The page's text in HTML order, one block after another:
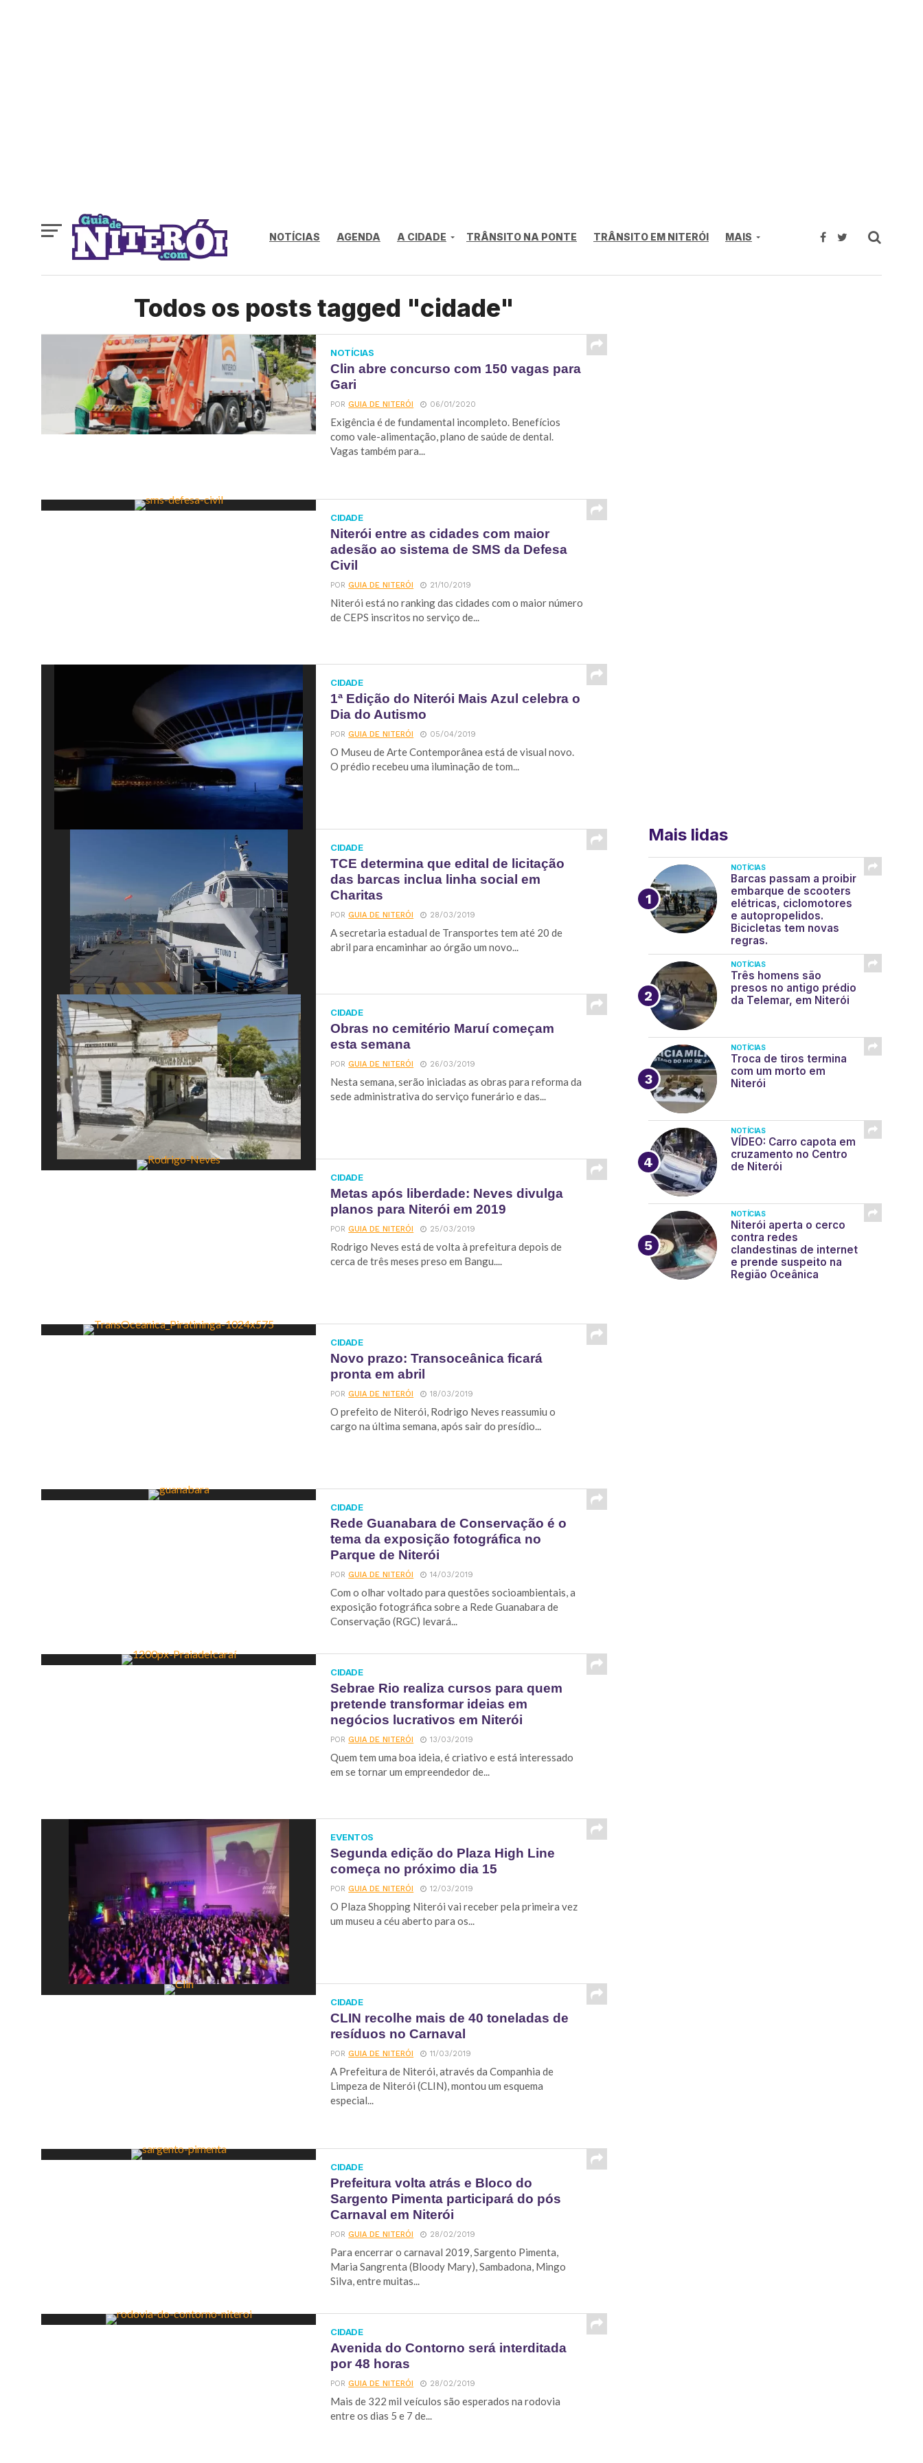
NOTÍCIAS AGENDA A CIDADE TRÂNSITO NA PONTE TRÂNSITO EM NITERÓI MAIS
Todos os posts tagged "cidade"
NOTÍCIAS
Clin abre concurso com 150 vagas para
Gari
PORGUIA DE NITERÓI 06/01/2020
Exigência é de fundamental incompleto. Benefícios
como vale-alimentação, plano de saúde de dental.
Vagas também para...
CIDADE
Niterói entre as cidades com maior
adesão ao sistema de SMS da Defesa
Civil
PORGUIA DE NITERÓI 21/10/2019
Niterói está no ranking das cidades com o maior número
de CEPS inscritos no serviço de...
CIDADE
1ª Edição do Niterói Mais Azul celebra o
Dia do Autismo
PORGUIA DE NITERÓI 05/04/2019
O Museu de Arte Contemporânea está de visual novo.
O prédio recebeu uma iluminação de tom...
CIDADE
TCE determina que edital de licitação
das barcas inclua linha social em
Charitas
PORGUIA DE NITERÓI 28/03/2019
A secretaria estadual de Transportes tem até 20 de
abril para encaminhar ao órgão um novo...
CIDADE
Obras no cemitério Maruí começam
esta semana
PORGUIA DE NITERÓI 26/03/2019
Nesta semana, serão iniciadas as obras para reforma da
sede administrativa do serviço funerário e das...
CIDADE
Metas após liberdade: Neves divulga
planos para Niterói em 2019
PORGUIA DE NITERÓI 25/03/2019
Rodrigo Neves está de volta à prefeitura depois de
cerca de três meses preso em Bangu....
CIDADE
Novo prazo: Transoceânica ficará
pronta em abril
PORGUIA DE NITERÓI 18/03/2019
O prefeito de Niterói, Rodrigo Neves reassumiu o
cargo na última semana, após sair do presídio...
CIDADE
Rede Guanabara de Conservação é o
tema da exposição fotográfica no
Parque de Niterói
PORGUIA DE NITERÓI 14/03/2019
Com o olhar voltado para questões socioambientais, a
exposição fotográfica sobre a Rede Guanabara de
Conservação (RGC) levará...
CIDADE
Sebrae Rio realiza cursos para quem
pretende transformar ideias em
negócios lucrativos em Niterói
PORGUIA DE NITERÓI 13/03/2019
Quem tem uma boa ideia, é criativo e está interessado
em se tornar um empreendedor de...
EVENTOS
Segunda edição do Plaza High Line
começa no próximo dia 15
PORGUIA DE NITERÓI 12/03/2019
O Plaza Shopping Niterói vai receber pela primeira vez
um museu a céu aberto para os...
CIDADE
CLIN recolhe mais de 40 toneladas de
resíduos no Carnaval
PORGUIA DE NITERÓI 11/03/2019
A Prefeitura de Niterói, através da Companhia de
Limpeza de Niterói (CLIN), montou um esquema
especial...
CIDADE
Prefeitura volta atrás e Bloco do
Sargento Pimenta participará do pós
Carnaval em Niterói
PORGUIA DE NITERÓI 28/02/2019
Para encerrar o carnaval 2019, Sargento Pimenta,
Maria Sangrenta (Bloody Mary), Sambadona, Mingo
Silva, entre muitas...
CIDADE
Avenida do Contorno será interditada
por 48 horas
PORGUIA DE NITERÓI 28/02/2019
Mais de 322 mil veículos são esperados na rodovia
entre os dias 5 e 7 de...
Mais lidas
NOTÍCIAS
Barcas passam a proibir
embarque de scooters
elétricas, ciclomotores
e autopropelidos.
Bicicletas tem novas
regras.
NOTÍCIAS
Três homens são
presos no antigo prédio
da Telemar, em Niterói
NOTÍCIAS
Troca de tiros termina
com um morto em
Niterói
NOTÍCIAS
VÍDEO: Carro capota em
cruzamento no Centro
de Niterói
NOTÍCIAS
Niterói aperta o cerco
contra redes
clandestinas de internet
e prende suspeito na
Região Oceânica